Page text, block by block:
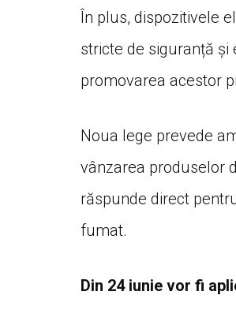
În plus, dispozitivele
stricte de siguranță și
promovarea acestor
Noua lege prevede
vânzarea produselor
răspunde direct
fumat.
Din 24 iunie vor fi